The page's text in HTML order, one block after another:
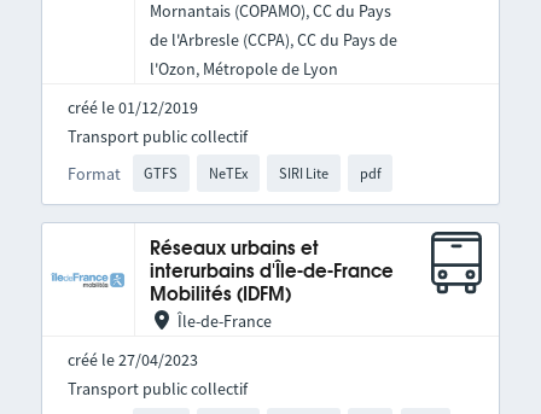
Mornantais (COPAMO), CC du Pays
de l'Arbresle (CCPA), CC du Pays de
l'Ozon, Métropole de Lyon
créé le 01/12/2019
Format GTFS NeTEx SIRI Lite pdf
Transport public collectif
Réseaux urbains et
interurbains d'Île-de-France
Mobilités (IDFM)
Île-de-France
créé le 27/04/2023
Transport public collectif